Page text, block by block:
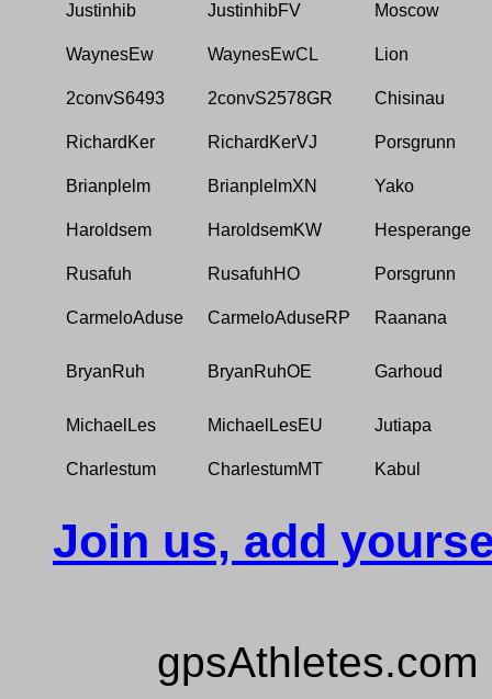
Justinhib JustinhibFV Moscow
WaynesEw WaynesEwCL Lion
2convS6493 2convS2578GR Chisinau
RichardKer RichardKerVJ Porsgrunn
Brianplelm BrianplelmXN Yako
Haroldsem HaroldsemKW Hesperange
Rusafuh RusafuhHO Porsgrunn
CarmeloAduse CarmeloAduseRP Raanana
BryanRuh BryanRuhOE Garhoud
MichaelLes MichaelLesEU Jutiapa
Charlestum CharlestumMT Kabul
Join us, add